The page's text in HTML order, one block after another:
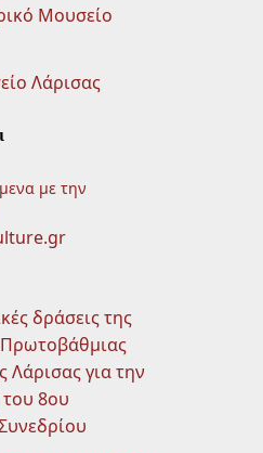
Μουσείο
Λάρισας
με την
δράσεις της
Λάρισας για την
8ου